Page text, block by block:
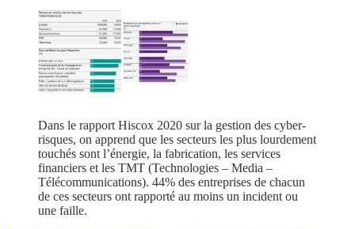
Dans le rapport Hiscox 2020 sur la gestion des cyber-
risques, on apprend que les secteurs les plus lourdement
touchés sont l’énergie, la fabrication, les services
financiers et les TMT (Technologies – Media –
Télécommunications). 44% des entreprises de chacun
de ces secteurs ont rapporté au moins un incident ou
une faille.